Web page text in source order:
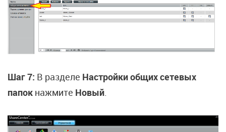
Шаг 7: В разделе Настройки общих сетевых
папок нажмите Новый.